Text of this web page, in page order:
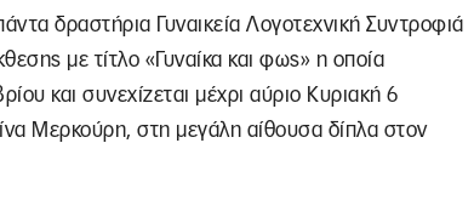
δραστήρια Γυναικεία Λογοτεχνική Συντροφιά
με τίτλο «Γυναίκα και φως» η οποία
και συνεχίζεται μέχρι αύριο Κυριακή 6
Μερκούρη, στη μεγάλη αίθουσα δίπλα στον